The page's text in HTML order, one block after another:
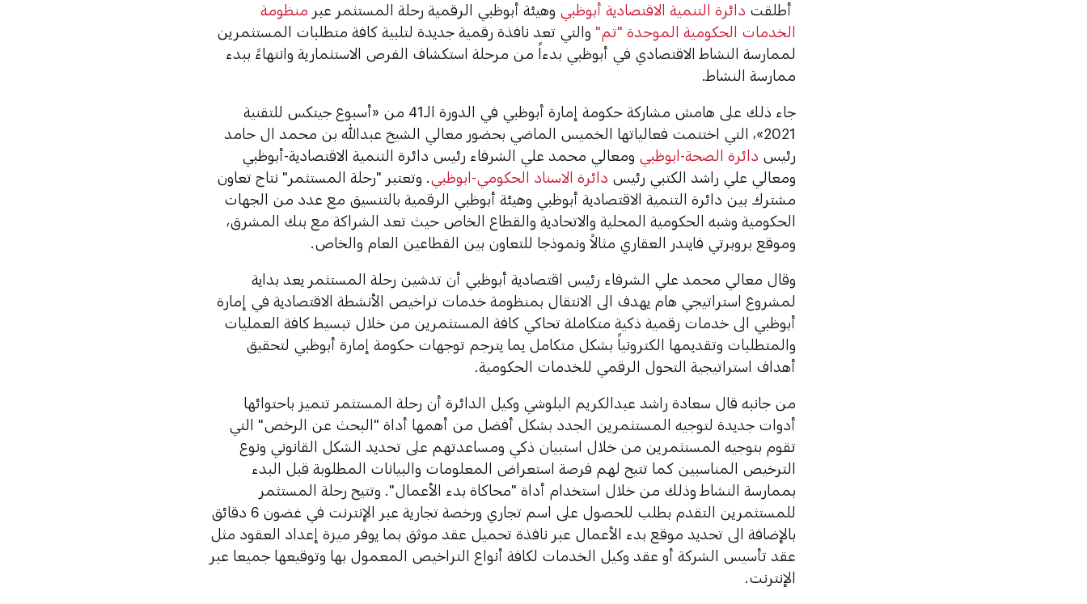
أطلقت دائرة التنمية الاقتصادية أبوظبي وهيئة أبوظبي الرقمية رحلة المستثمر عبر منظومة
الخدمات الحكومية الموحدة "تم" والتي تعد نافذة رقمية جديدة لتلبية كافة متطلبات المستثمرين
لممارسة النشاط الاقتصادي في أبوظبي بدءاً من مرحلة استكشاف الفرص الاستثمارية وانتهاءً ببدء
ممارسة النشاط.
جاء ذلك على هامش مشاركة حكومة إمارة أبوظبي في الدورة الـ41 من «أسبوع جيتكس للتقنية
2021»، التي اختتمت فعالياتها الخميس الماضي بحضور معالي الشيخ عبدالله بن محمد ال حامد
رئيس دائرة الصحة-ابوظبي ومعالي محمد علي الشرفاء رئيس دائرة التنمية الاقتصادية-أبوظبي
ومعالي علي راشد الكتبي رئيس دائرة الاسناد الحكومي-ابوظبي. وتعتبر "رحلة المستثمر" نتاج تعاون
مشترك بين دائرة التنمية الاقتصادية أبوظبي وهيئة أبوظبي الرقمية بالتنسيق مع عدد من الجهات
الحكومية وشبه الحكومية المحلية والاتحادية والقطاع الخاص حيث تعد الشراكة مع بنك المشرق،
وموقع بروبرتي فايندر العقاري مثالاً ونموذجا للتعاون بين القطاعين العام والخاص.
وقال معالي محمد علي الشرفاء رئيس اقتصادية أبوظبي أن تدشين رحلة المستثمر يعد بداية
لمشروع استراتيجي هام يهدف الى الانتقال بمنظومة خدمات تراخيص الأنشطة الاقتصادية في إمارة
أبوظبي الى خدمات رقمية ذكية متكاملة تحاكي كافة المستثمرين من خلال تبسيط كافة العمليات
والمتطلبات وتقديمها الكترونياً بشكل متكامل يما يترجم توجهات حكومة إمارة أبوظبي لتحقيق
أهداف استراتيجية التحول الرقمي للخدمات الحكومية.
من جانبه قال سعادة راشد عبدالكريم البلوشي وكيل الدائرة أن رحلة المستثمر تتميز باحتوائها
أدوات جديدة لتوجيه المستثمرين الجدد بشكل أفضل من أهمها أداة "البحث عن الرخص" التي
تقوم بتوجيه المستثمرين من خلال استبيان ذكي ومساعدتهم على تحديد الشكل القانوني ونوع
الترخيص المناسبين كما تتيح لهم فرصة استعراض المعلومات والبيانات المطلوبة قبل البدء
بممارسة النشاط وذلك من خلال استخدام أداة "محاكاة بدء الأعمال". وتتيح رحلة المستثمر
للمستثمرين التقدم بطلب للحصول على اسم تجاري ورخصة تجارية عبر الإنترنت في غضون 6 دقائق
بالإضافة الى تحديد موقع بدء الأعمال عبر نافذة تحميل عقد موثق بما يوفر ميزة إعداد العقود مثل
عقد تأسيس الشركة أو عقد وكيل الخدمات لكافة أنواع التراخيص المعمول بها وتوقيعها جميعا عبر
الإنترنت.